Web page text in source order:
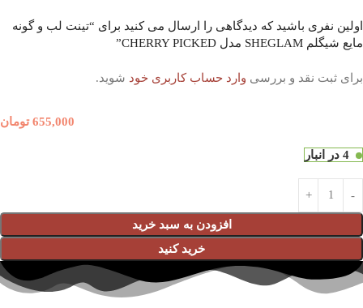
اولین نفری باشید که دیدگاهی را ارسال می کنید برای “تینت لب و گونه
مایع شیگلم SHEGLAM مدل CHERRY PICKED”
برای ثبت نقد و بررسی وارد حساب کاربری خود شوید.
655,000 تومان
4 در انبار
افزودن به سبد خرید
خرید کنید